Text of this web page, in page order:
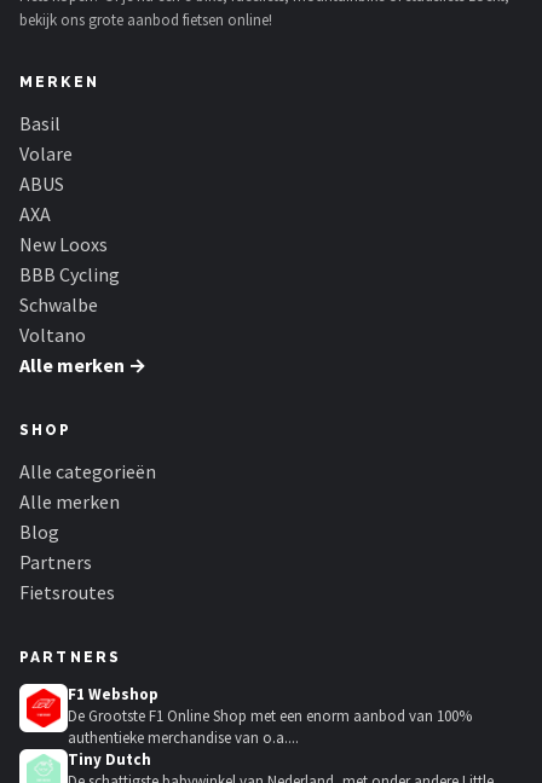
bekijk ons grote aanbod fietsen online!
MERKEN
Basil
Volare
ABUS
AXA
New Looxs
BBB Cycling
Schwalbe
Voltano
Alle merken →
SHOP
Alle categorieën
Alle merken
Blog
Partners
Fietsroutes
PARTNERS
F1 Webshop
De Grootste F1 Online Shop met een enorm aanbod van 100%
authentieke merchandise van o.a....
Tiny Dutch